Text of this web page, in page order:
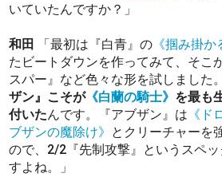
いていたんですか？」
和田 「最初は『白青』の 《掴み掛か
たビートダウンを作ってみて、そこ
スパー』など色々な形を試しました
ザン』こそが《白蘭の騎士》 を最も
付いたんです。『アブザン』は 《ド
ブザンの魔除け》 とクリーチャーを
ので、2/2『先制攻撃』というスペ
すよね。」